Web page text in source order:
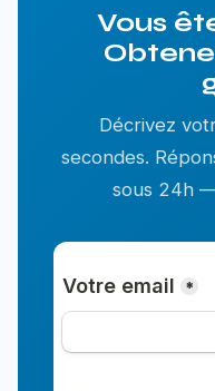
Vous
Décrivez
secondes.
sous 24h